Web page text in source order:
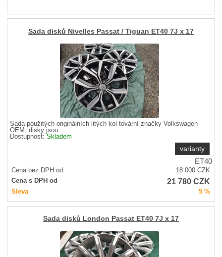
Sada disků Nivelles Passat / Tiguan ET40 7J x 17
Sada použitých originálních litých kol tovární značky Volkswagen
OEM, disky jsou ...
Dostupnost:Skladem
varianty
ET40
Cena bez DPH od: 18 000CZK
Cena s DPH od
21 780CZK
Sleva 5 %
Sada disků London Passat ET40 7J x 17